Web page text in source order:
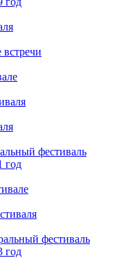
фестиваль
год
фестиваль
год